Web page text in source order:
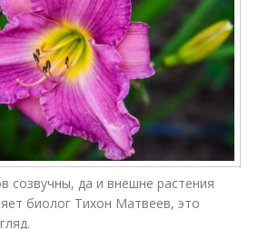
созвучны, да и внешне растения
биолог Тихон Матвеев, это